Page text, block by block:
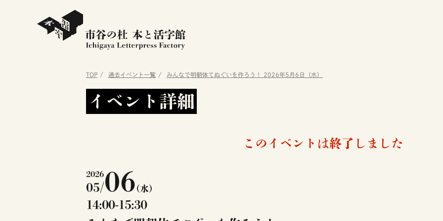
イベント詳細
このイベントは終了しました
2026
05/06 (水)
14:00-15:30
TOP 過去イベント一覧 みんなで明朝体てぬぐいを作ろう！ 2026年5月6日（水）